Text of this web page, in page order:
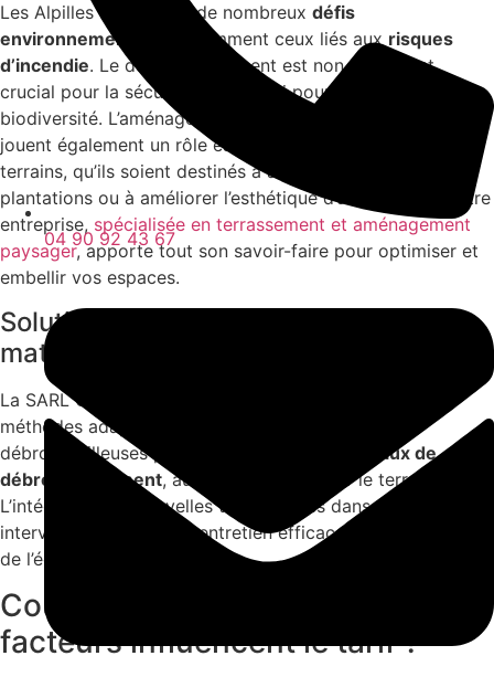
04 90 92 43 67
Les Alpilles font face à de nombreux défis
environnementaux
, notamment ceux liés aux risques
d’incendie. Le débroussaillement est non seulement
crucial pour la sécurité, mais aussi pour maintenir la
biodiversité. L’aménagement paysager et le terrassement
jouent également un rôle essentiel dans l’adaptation des
terrains, qu’ils soient destinés à accueillir de nouvelles
plantations ou à améliorer l’esthétique d’un domaine. Notre
entreprise, spécialisée en terrassement et aménagement
paysager, apporte tout son savoir-faire pour optimiser et
embellir vos espaces.
Solutions professionnelles et
matérielles adaptées
La SARL GONFOND JEAN-MARIE utilise des outils et
méthodes adaptés pour chaque tâche: des
débroussailleuses performantes pour les
travaux de
débroussaillement, aux excavateurs pour le terrassement.
L’intégration de nouvelles technologies dans nos
interventions assure un entretien efficace et respectueux
de l’écosystème local.
Coût des interventions : Quels
facteurs influencent le tarif ?